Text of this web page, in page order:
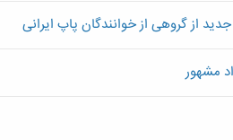
از گروهی از خوانندگان پاپ ایرانی
مشهور